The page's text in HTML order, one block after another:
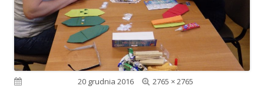
Opublikowano20 grudnia 2016
Pełny
2765 × 2765